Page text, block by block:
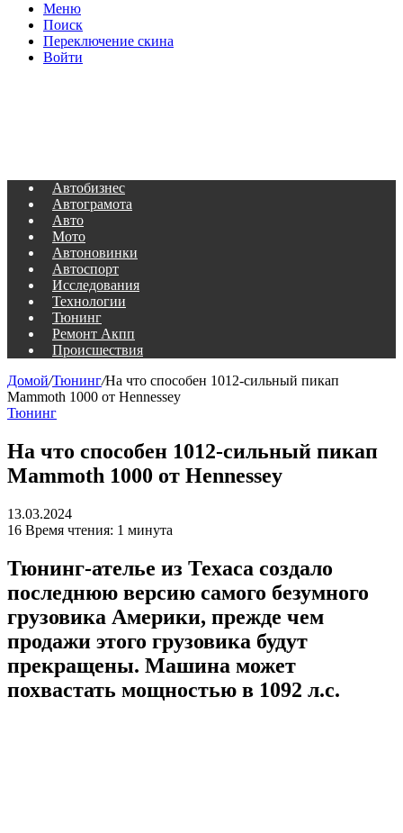
Меню
Поиск
Переключение скина
Войти
Автобизнес
Автограмота
Авто
Мото
Автоновинки
Автоспорт
Исследования
Технологии
Тюнинг
Ремонт Акпп
Происшествия
Домой/Тюнинг/На что способен 1012-сильный пикап
Mammoth 1000 от Hennessey
Тюнинг
На что способен 1012-сильный пикап
Mammoth 1000 от Hennessey
13.03.2024
16 Время чтения: 1 минута
Тюнинг-ателье из Техаса создало
последнюю версию самого безумного
грузовика Америки, прежде чем
продажи этого грузовика будут
прекращены. Машина может
похвастать мощностью в 1092 л.с.